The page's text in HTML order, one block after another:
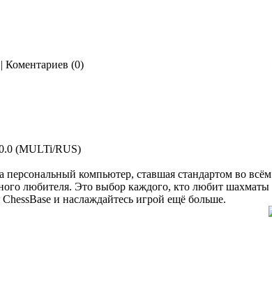
Коментариев (0)
компьютер, ставшая стандартом во всём
любителя. Это выбор каждого, кто любит шахматы
и наслаждайтесь игрой ещё больше.